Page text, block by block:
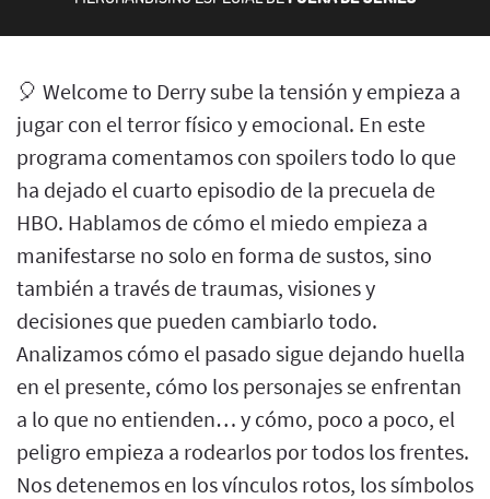
🎈 Welcome to Derry sube la tensión y empieza a
jugar con el terror físico y emocional. En este
programa comentamos con spoilers todo lo que
ha dejado el cuarto episodio de la precuela de
HBO. Hablamos de cómo el miedo empieza a
manifestarse no solo en forma de sustos, sino
también a través de traumas, visiones y
decisiones que pueden cambiarlo todo.
Analizamos cómo el pasado sigue dejando huella
en el presente, cómo los personajes se enfrentan
a lo que no entienden… y cómo, poco a poco, el
peligro empieza a rodearlos por todos los frentes.
Nos detenemos en los vínculos rotos, los símbolos